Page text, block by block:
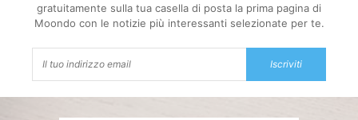
gratuitamente sulla tua casella di posta la prima pagina di
Moondo con le notizie più interessanti selezionate per te.
Iscriviti